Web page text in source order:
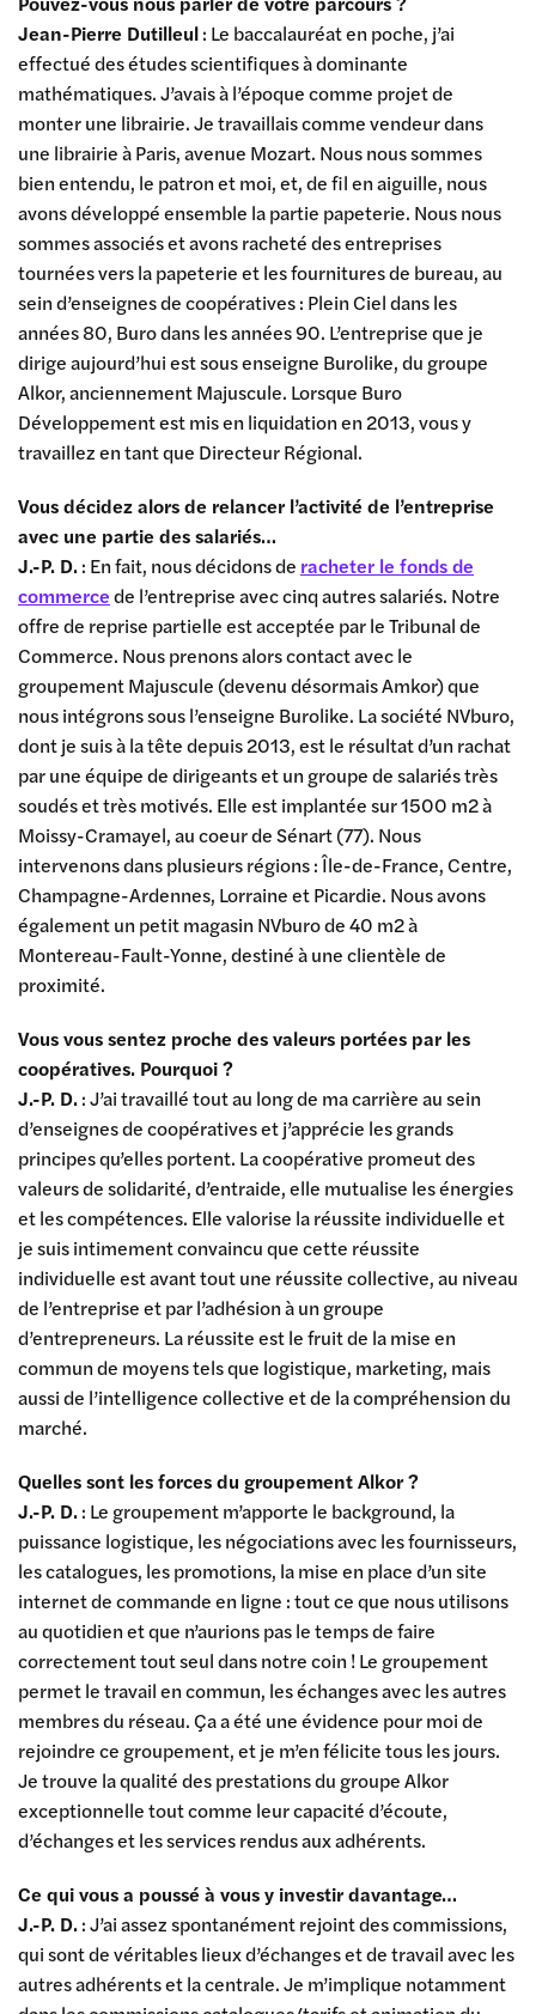
Jean-Pierre Dutilleul: Le baccalauréat en poche, j’ai
effectué des études scientifiques à dominante
mathématiques. J’avais à l’époque comme projet de
monter une librairie. Je travaillais comme vendeur dans
une librairie à Paris, avenue Mozart. Nous nous sommes
bien entendu, le patron et moi, et, de fil en aiguille, nous
avons développé ensemble la partie papeterie. Nous nous
sommes associés et avons racheté des entreprises
tournées vers la papeterie et les fournitures de bureau, au
sein d’enseignes de coopératives : Plein Ciel dans les
années 80, Buro dans les années 90. L’entreprise que je
dirige aujourd’hui est sous enseigne Burolike, du groupe
Alkor, anciennement Majuscule. Lorsque Buro
Développement est mis en liquidation en 2013, vous y
travaillez en tant que Directeur Régional.
Vous décidez alors de relancer l’activité de l’entreprise
avec une partie des salariés…
J.-P. D.: En fait, nous décidons de racheter le fonds de
commercede l’entreprise avec cinq autres salariés. Notre
offre de reprise partielle est acceptée par le Tribunal de
Commerce. Nous prenons alors contact avec le
groupement Majuscule (devenu désormais Amkor) que
nous intégrons sous l’enseigne Burolike. La société NVburo,
dont je suis à la tête depuis 2013, est le résultat d’un rachat
par une équipe de dirigeants et un groupe de salariés très
soudés et très motivés. Elle est implantée sur 1500 m2 à
Moissy-Cramayel, au coeur de Sénart (77). Nous
intervenons dans plusieurs régions : Île-de-France, Centre,
Champagne-Ardennes, Lorraine et Picardie. Nous avons
également un petit magasin NVburo de 40 m2 à
Montereau-Fault-Yonne, destiné à une clientèle de
proximité.
Vous vous sentez proche des valeurs portées par les
coopératives. Pourquoi ?
J.-P. D.: J’ai travaillé tout au long de ma carrière au sein
d’enseignes de coopératives et j’apprécie les grands
principes qu’elles portent. La coopérative promeut des
valeurs de solidarité, d’entraide, elle mutualise les énergies
et les compétences. Elle valorise la réussite individuelle et
je suis intimement convaincu que cette réussite
individuelle est avant tout une réussite collective, au niveau
de l’entreprise et par l’adhésion à un groupe
d’entrepreneurs. La réussite est le fruit de la mise en
commun de moyens tels que logistique, marketing, mais
aussi de l’intelligence collective et de la compréhension du
marché.
Quelles sont les forces du groupement Alkor ?
J.-P. D.: Le groupement m’apporte le background, la
puissance logistique, les négociations avec les fournisseurs,
les catalogues, les promotions, la mise en place d’un site
internet de commande en ligne : tout ce que nous utilisons
au quotidien et que n’aurions pas le temps de faire
correctement tout seul dans notre coin ! Le groupement
permet le travail en commun, les échanges avec les autres
membres du réseau. Ça a été une évidence pour moi de
rejoindre ce groupement, et je m’en félicite tous les jours.
Je trouve la qualité des prestations du groupe Alkor
exceptionnelle tout comme leur capacité d’écoute,
d’échanges et les services rendus aux adhérents.
Ce qui vous a poussé à vous y investir davantage…
J.-P. D.: J’ai assez spontanément rejoint des commissions,
qui sont de véritables lieux d’échanges et de travail avec les
autres adhérents et la centrale. Je m’implique notamment